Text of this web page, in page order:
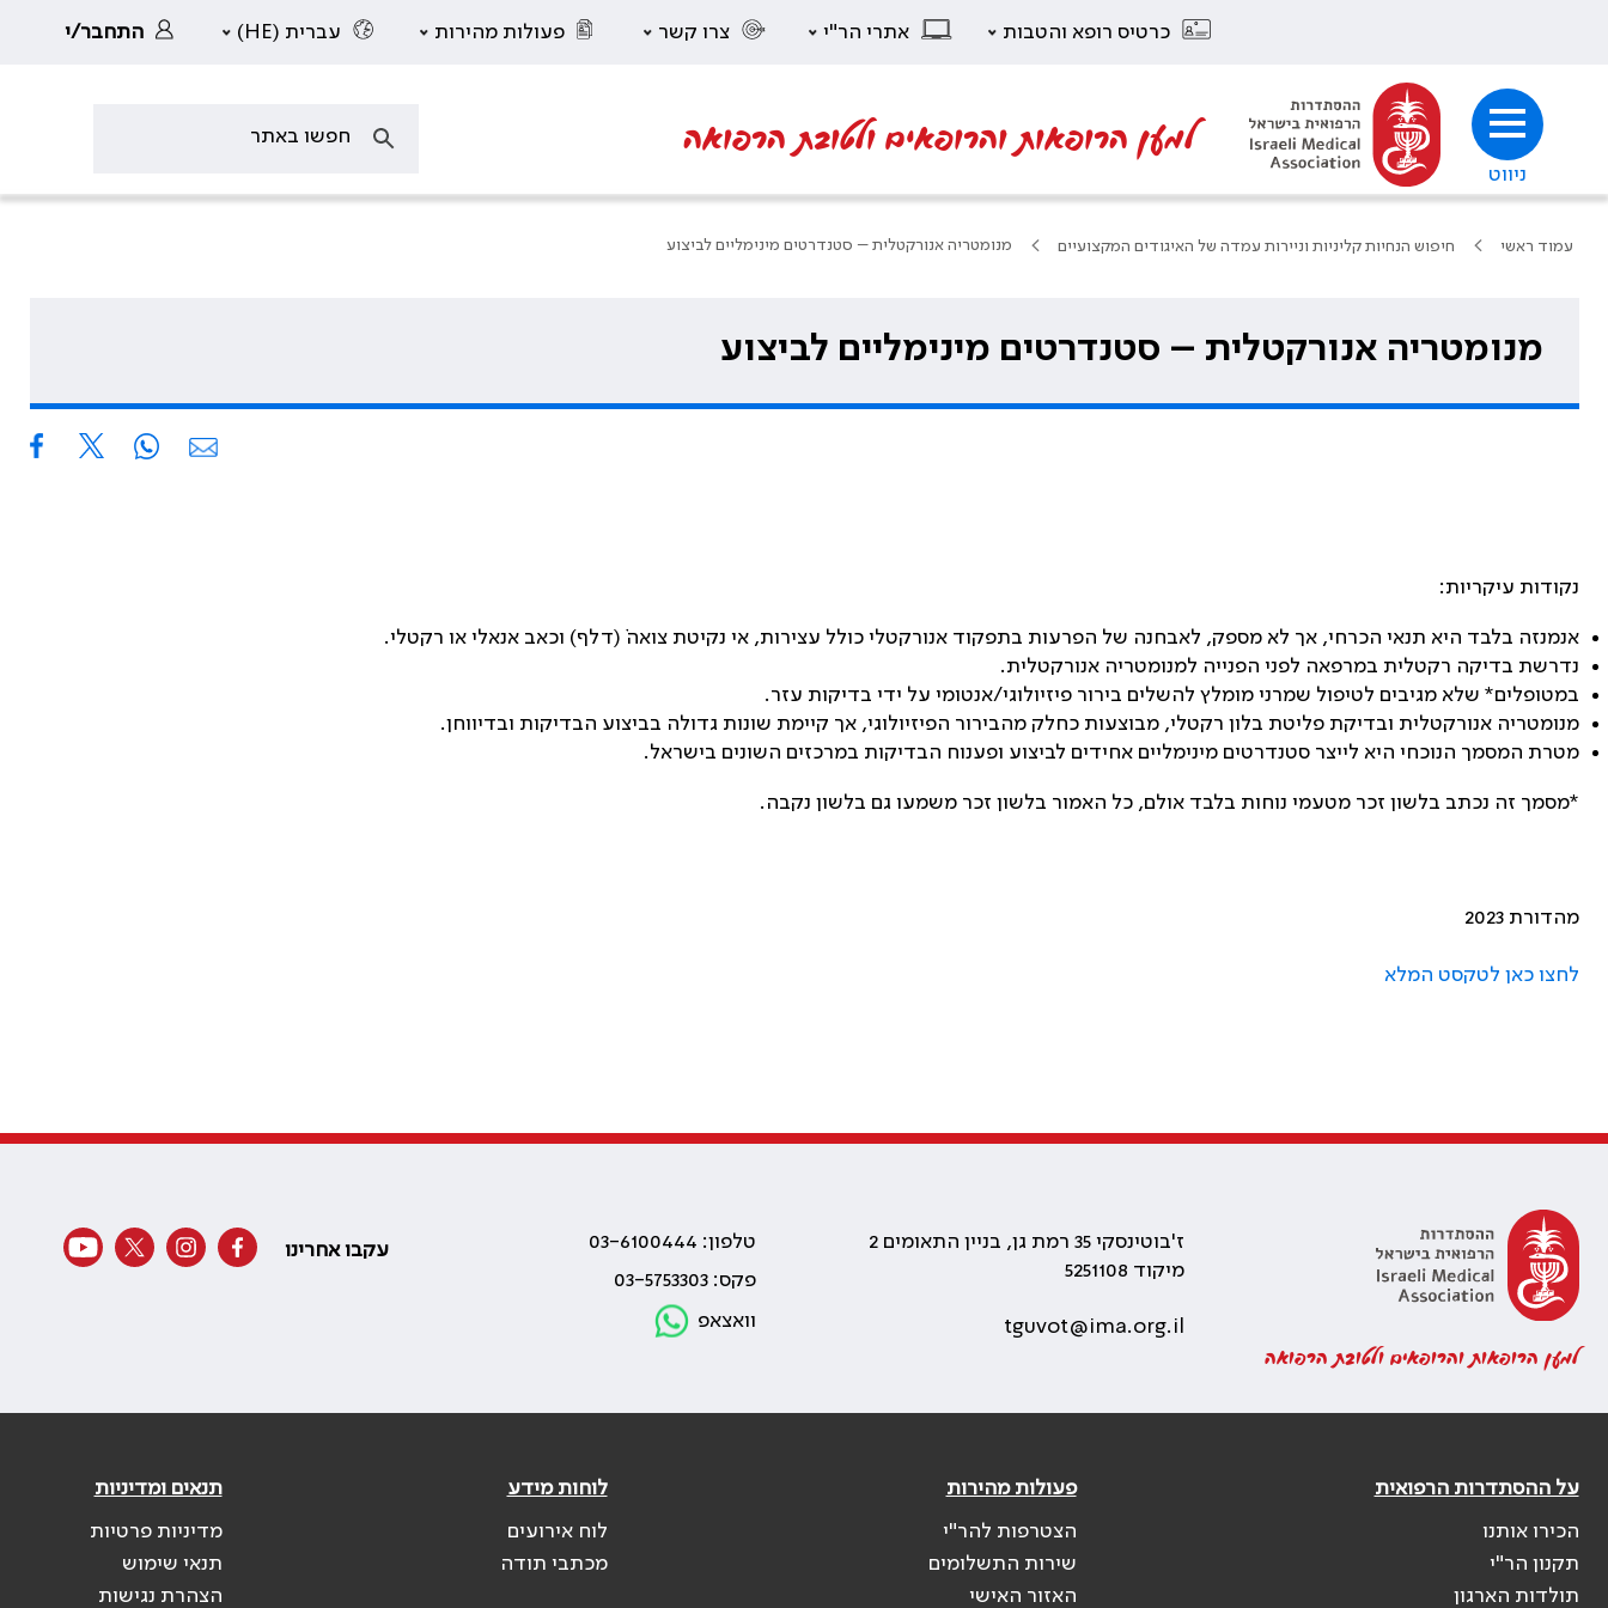
כרטיס רופא והטבות אתרי הר"י צרו קשר פעולות מהירות עברית (HE) התחבר/י
ניווט
למען הרופאות והרופאים ולטובת הרפואה
עמוד ראשי חיפוש הנחיות קליניות וניירות עמדה של האיגודים המקצועיים מנומטריה אנורקטלית – סטנדרטים מינימליים לביצוע
מנומטריה אנורקטלית – סטנדרטים מינימליים לביצוע
נקודות עיקריות:
אנמנזה בלבד היא תנאי הכרחי, אך לא מספק, לאבחנה של הפרעות בתפקוד אנורקטלי כולל עצירות, אי נקיטת צואה ׁׁׂ(דלף) וכאב אנאלי או רקטלי.
נדרשת בדיקה רקטלית במרפאה לפני הפנייה למנומטריה אנורקטלית.
במטופלים* שלא מגיבים לטיפול שמרני מומלץ להשלים בירור פיזיולוגי/אנטומי על ידי בדיקות עזר.
מנומטריה אנורקטלית ובדיקת פליטת בלון רקטלי, מבוצעות כחלק מהבירור הפיזיולוגי, אך קיימת שונות גדולה בביצוע הבדיקות ובדיווחן.
מטרת המסמך הנוכחי היא לייצר סטנדרטים מינימליים אחידים לביצוע ופענוח הבדיקות במרכזים השונים בישראל.
*מסמך זה נכתב בלשון זכר מטעמי נוחות בלבד אולם, כל האמור בלשון זכר משמעו גם בלשון נקבה.
מהדורת 2023
לחצו כאן לטקסט המלא
למען הרופאות והרופאים ולטובת הרפואה
ז'בוטינסקי 35 רמת גן, בניין התאומים 2
מיקוד 5251108
tguvot@ima.org.il
טלפון: 03-6100444
פקס: 03-5753303
וואצאפ
עקבו אחרינו
על ההסתדרות הרפואית
הכירו אותנו
תקנון הר"י
תולדות הארגון
פעולות מהירות
הצטרפות להר"י
שירות התשלומים
האזור האישי
לוחות מידע
לוח אירועים
מכתבי תודה
תנאים ומדיניות
מדיניות פרטיות
תנאי שימוש
הצהרת נגישות